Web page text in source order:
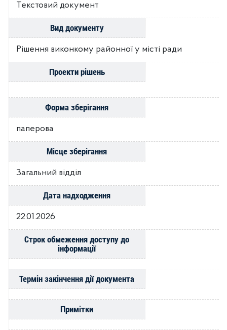
Текстовий документ
Вид документу
Рішення виконкому районної у місті ради
Проекти рішень
Форма зберігання
паперова
Місце зберігання
Загальний відділ
Дата надходження
22.01.2026
Строк обмеження доступу до
інформації
Термін закінчення дії документа
Примітки